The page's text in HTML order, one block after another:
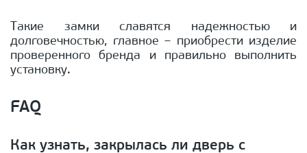
Такие замки славятся надежностью и
долговечностью, главное – приобрести изделие
проверенного бренда и правильно выполнить
установку.
FAQ
Как узнать, закрылась ли дверь с